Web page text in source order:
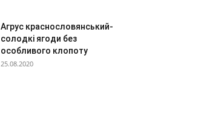
Агрус краснословянський-
солодкі ягоди без
особливого клопоту
25.08.2020